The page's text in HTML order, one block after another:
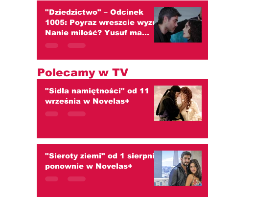
"Dziedzictwo" – Odcinek
1005: Poyraz wreszcie wyzna
Nanie miłość? Yusuf ma
tylko jedno marzenie!
Polecamy w TV
"Sidła namiętności" od 11
września w Novelas+
"Sieroty ziemi" od 1 sierpnia
ponownie w Novelas+